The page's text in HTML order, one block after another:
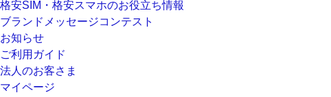
格安SIM・格安スマホのお役立ち情報
ブランドメッセージコンテスト
お知らせ
ご利用ガイド
法人のお客さま
マイページ